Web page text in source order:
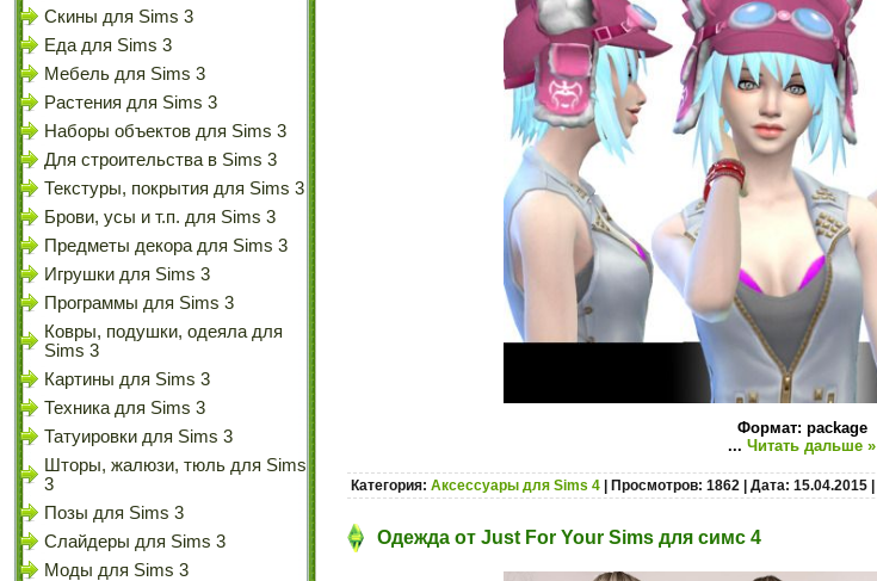
Скины для Sims 3
Еда для Sims 3
Мебель для Sims 3
Растения для Sims 3
Наборы объектов для Sims 3
Для строительства в Sims 3
Текстуры, покрытия для Sims 3
Брови, усы и т.п. для Sims 3
Предметы декора для Sims 3
Игрушки для Sims 3
Программы для Sims 3
Ковры, подушки, одеяла для
Sims 3
Картины для Sims 3
Техника для Sims 3
Татуировки для Sims 3
Шторы, жалюзи, тюль для Sims
3
Позы для Sims 3
Слайдеры для Sims 3
Моды для Sims 3
Формат: package
... Читать дальше »
Категория: Аксессуары для Sims 4 | Просмотров: 1862 | Дата: 15.04.2015
Одежда от Just For Your Sims для симс 4